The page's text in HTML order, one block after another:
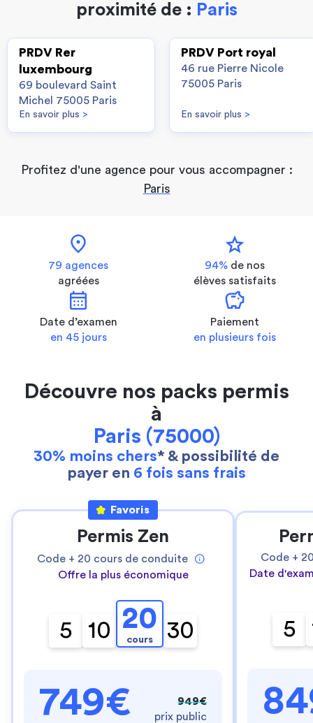
proximité de : Paris
PRDV Rer
luxembourg
69 boulevard Saint
Michel 75005 Paris
En savoir plus >
PRDV Port royal
46 rue Pierre Nicole
75005 Paris
En savoir plus >
Profitez d'une agence pour vous accompagner :
Paris
location_on
79 agences
agréées
star
94% de nos
élèves satisfaits
calendar_month
Date d’examen
en 45 jours
savings
Paiement
en plusieurs fois
Découvre nos packs permis
à
Paris (75000)
30% moins chers* & possibilité de
payer en 6 fois sans frais
Favoris
Permis Zen
Code + 20 cours de conduite
Offre la plus économique
5 10 20
cours 30
749€
949€
prix public
Code +
Date
5